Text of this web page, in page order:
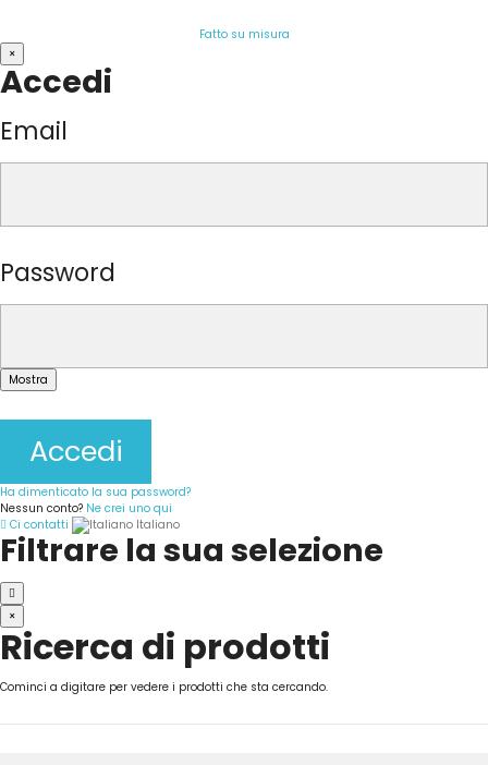
Fatto su misura
×
Accedi
Email
Password
Mostra
Accedi
Ha dimenticato la sua password?
Nessun conto? Ne crei uno qui
Ci contatti
Italiano
Filtrare la sua selezione
×
Ricerca di prodotti
Cominci a digitare per vedere i prodotti che sta cercando.